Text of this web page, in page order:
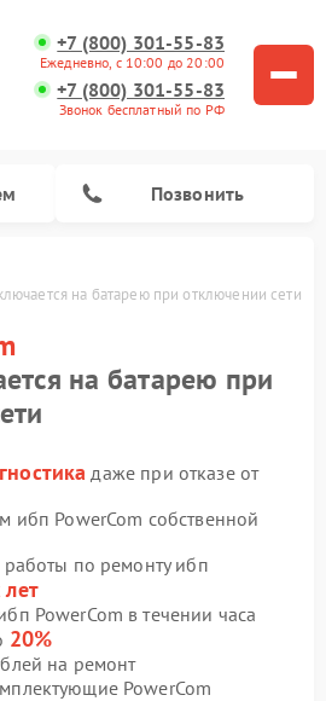
+7 (800) 301-55-83
Ежедневно, с 10:00 до 20:00
+7 (800) 301-55-83
Звонок бесплатный по РФ
Позвонить
на батарею при отключении сети
на батарею при
даже при отказе от
ибп PowerCom собственной
по ремонту ибп
PowerCom в течении часа
20%
на ремонт
PowerCom